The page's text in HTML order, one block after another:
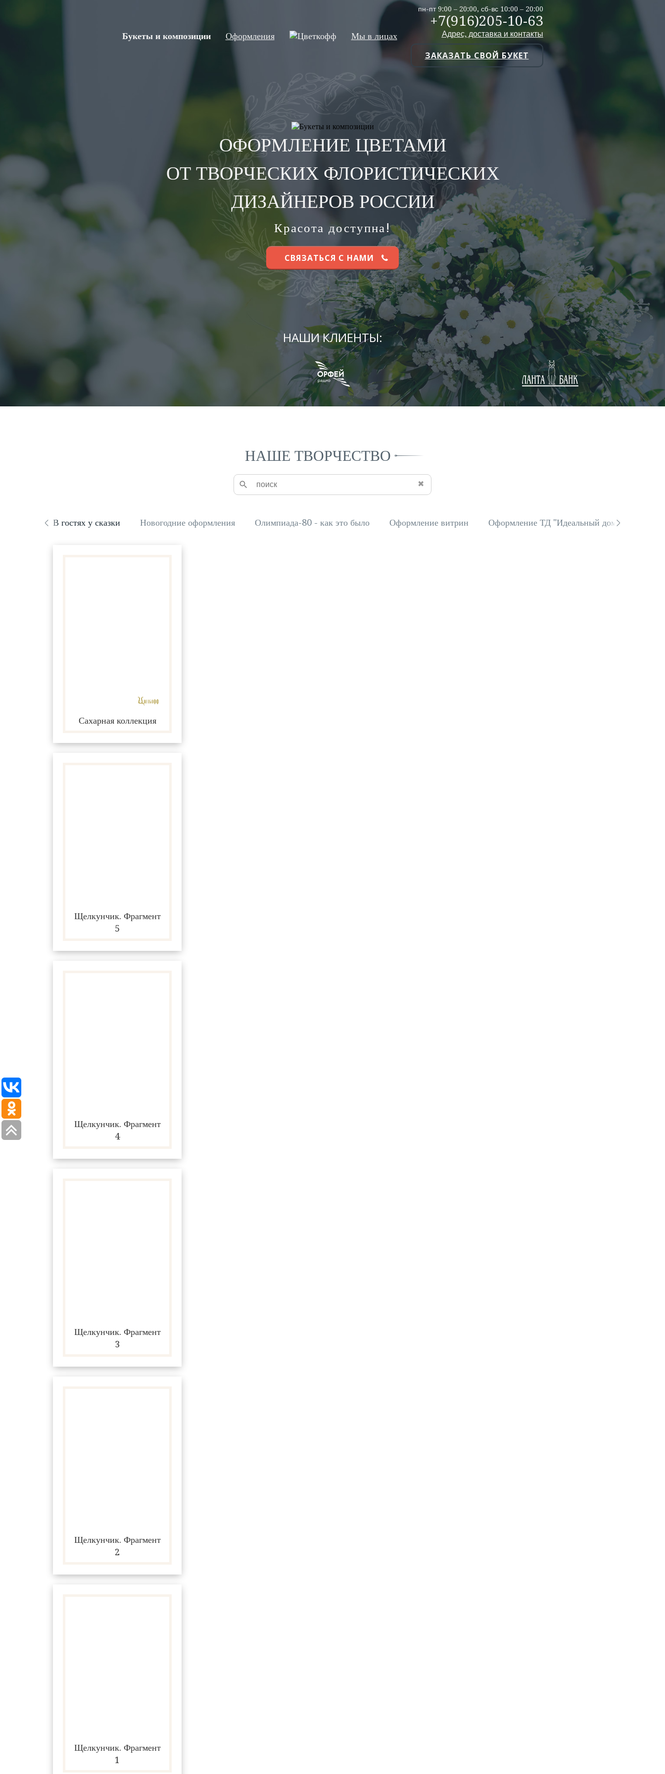
Букеты и композиции Оформления Мы в лицах
пн-пт 9:00 – 20:00, сб-вс 10:00 – 20:00
+7(916)205-10-63
Адрес, доставка и контакты
ЗАКАЗАТЬ СВОЙ БУКЕТ
ОФОРМЛЕНИЕ ЦВЕТАМИ
ОТ ТВОРЧЕСКИХ ФЛОРИСТИЧЕСКИХ
ДИЗАЙНЕРОВ РОССИИ
Красота доступна!
СВЯЗАТЬСЯ С НАМИ
НАШИ КЛИЕНТЫ:
НАШЕ ТВОРЧЕСТВО
✖
В гостях у сказки Новогодние оформления Олимпиада-80 - как это было Оформление витрин Оформление ТД "Идеальный дом"
Сахарная коллекция
Щелкунчик. Фрагмент
5
Щелкунчик. Фрагмент
4
Щелкунчик. Фрагмент
3
Щелкунчик. Фрагмент
2
Щелкунчик. Фрагмент
1